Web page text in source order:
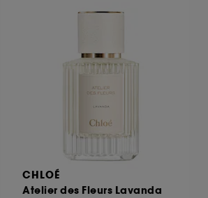
CHLOÉ
Atelier des Fleurs Lavanda